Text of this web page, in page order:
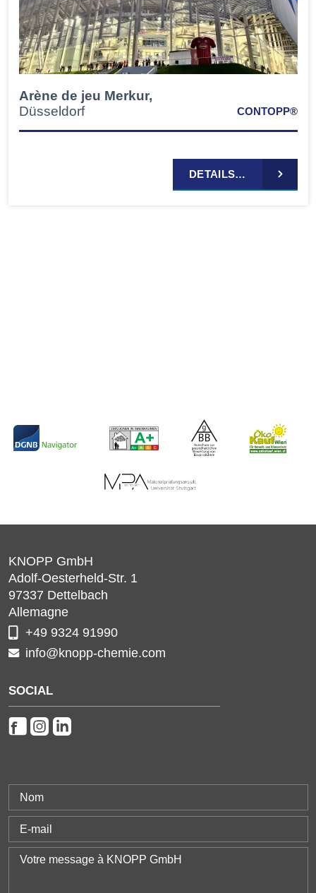
Arène de jeu Merkur,
Düsseldorf
CONTOPP®
DETAILS…
KNOPP GmbH
Adolf-Oesterheld-Str. 1
97337 Dettelbach
Allemagne
+49 9324 91990
info@knopp-chemie.com
SOCIAL